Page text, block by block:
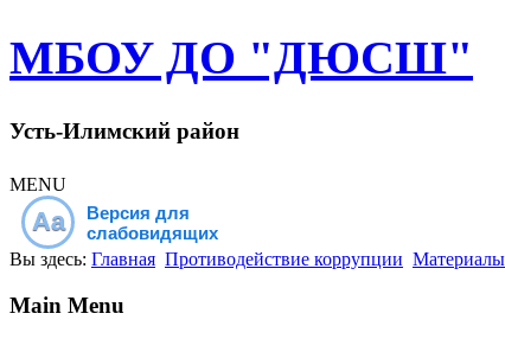
МБОУ ДО "ДЮСШ"
Усть-Илимский район
MENU
Aa
Версия для
слабовидящих
Вы здесь: Главная Противодействие коррупции
Main Menu